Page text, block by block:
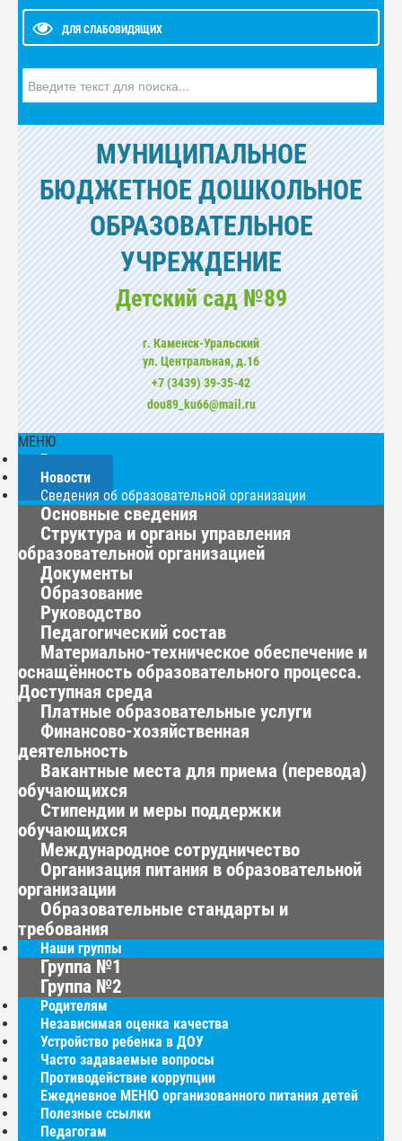
ДЛЯ СЛАБОВИДЯЩИХ
МУНИЦИПАЛЬНОЕ
БЮДЖЕТНОЕ ДОШКОЛЬНОЕ
ОБРАЗОВАТЕЛЬНОЕ
УЧРЕЖДЕНИЕ
Детский сад №89
г. Каменск-Уральский
ул. Центральная, д.16
+7 (3439) 39-35-42
dou89_ku66@mail.ru
МЕНЮ
Главная
Новости
Сведения об образовательной организации
Основные сведения
Структура и органы управления
образовательной организацией
Документы
Образование
Руководство
Педагогический состав
Материально-техническое обеспечение и
оснащённость образовательного процесса.
Доступная среда
Платные образовательные услуги
Финансово-хозяйственная
деятельность
Вакантные места для приема (перевода)
обучающихся
Стипендии и меры поддержки
обучающихся
Международное сотрудничество
Организация питания в образовательной
организации
Образовательные стандарты и
требования
Наши группы
Группа №1
Группа №2
Родителям
Независимая оценка качества
Устройство ребенка в ДОУ
Часто задаваемые вопросы
Противодействие коррупции
Ежедневное МЕНЮ организованного питания детей
Полезные ссылки
Педагогам